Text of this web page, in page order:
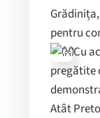
pentru
Cu
pregătite
Atât